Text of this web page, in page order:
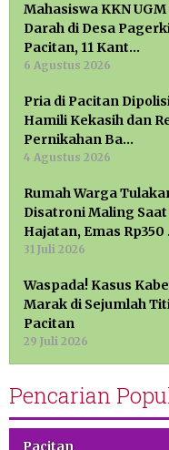
Mahasiswa KKN
Darah di Desa
Pacitan, 11 Kant…
6 Agustus 2026
Pria di Pacitan
Hamili Kekasih dan
Pernikahan Ba…
4 Agustus 2026
Rumah Warga
Disatroni Maling
Hajatan, Emas Rp350
31 Juli 2026
Waspada! Kasus
Marak di Sejumlah
Pacitan
29 Juli 2026
Pencarian
Pacitan